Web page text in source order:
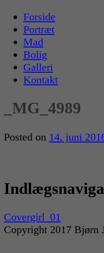
Forside
Portræt
Mad
Bolig
Galleri
Kontakt
_MG_4989
Posted on 14. juni
Covergirl_01
Copyright 2017 Bjørn